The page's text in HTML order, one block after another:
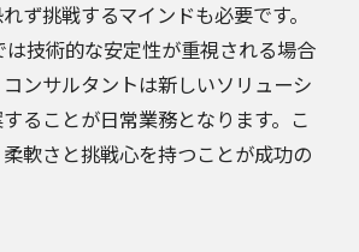
ず挑戦するマインドも必要です。
は技術的な安定性が重視される場合
ンサルタントは新しいソリューシ
ることが日常業務となります。こ
軟さと挑戦心を持つことが成功の